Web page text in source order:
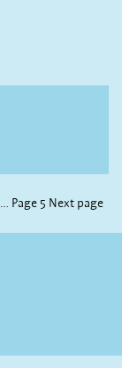
… Page 5 Next page